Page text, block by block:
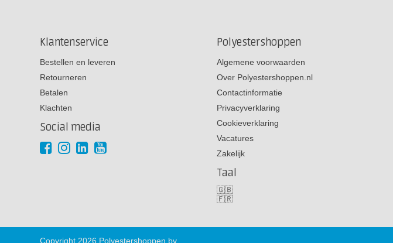
Klantenservice
Bestellen en leveren
Retourneren
Betalen
Klachten
Social media
Polyestershoppen
Algemene voorwaarden
Over Polyestershoppen.nl
Contactinformatie
Privacyverklaring
Cookieverklaring
Vacatures
Zakelijk
Taal
🇬🇧
🇫🇷
Copyright 2026 Polyestershoppen bv